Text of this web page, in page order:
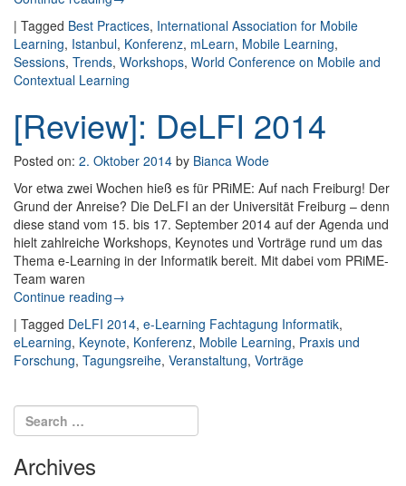
| Tagged Best Practices, International Association for Mobile
Learning, Istanbul, Konferenz, mLearn, Mobile Learning,
Sessions, Trends, Workshops, World Conference on Mobile and
Contextual Learning
[Review]: DeLFI 2014
Posted on: 2. Oktober 2014 by Bianca Wode
Vor etwa zwei Wochen hieß es für PRiME: Auf nach Freiburg! Der
Grund der Anreise? Die DeLFI an der Universität Freiburg – denn
diese stand vom 15. bis 17. September 2014 auf der Agenda und
hielt zahlreiche Workshops, Keynotes und Vorträge rund um das
Thema e-Learning in der Informatik bereit. Mit dabei vom PRiME-
Team waren
Continue reading: [Review]: DeLFI 2014
→
| Tagged DeLFI 2014, e-Learning Fachtagung Informatik,
eLearning, Keynote, Konferenz, Mobile Learning, Praxis und
Forschung, Tagungsreihe, Veranstaltung, Vorträge
Post navigation
Search for:
Archives